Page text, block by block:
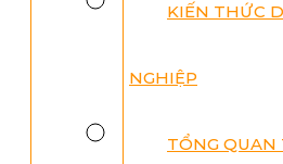
KIẾN THỨC
NGHIỆP
TỔNG QUAN